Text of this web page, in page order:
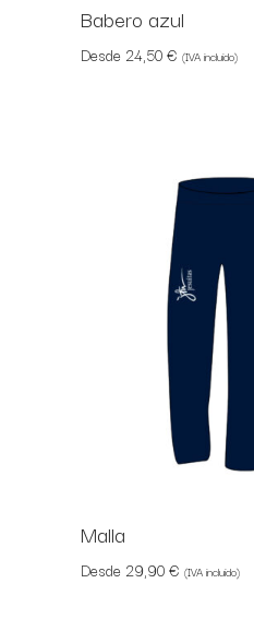
Babero azul
Desde 24,50€ (IVA incluido)
Malla
Desde 29,90€ (IVA incluido)